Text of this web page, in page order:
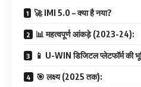
🚀 IMI 5.0 – क्या है नया?
📊 महत्वपूर्ण आंकड़े (2023-24):
📱 U-WIN डिजिटल प्लेटफॉर्म की
🎯 लक्ष्य (2025 तक):